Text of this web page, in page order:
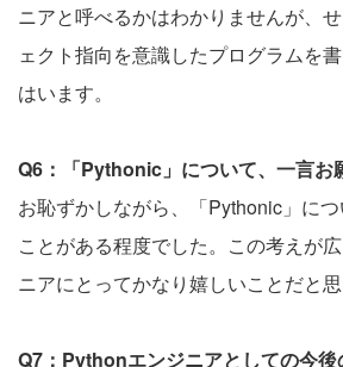
ニアと呼べるかはわかりませんが、
ェクト指向を意識したプログラムを
はいます。
Q6：「Pythonic」について、一言お
お恥ずかしながら、「Pythonic」に
ことがある程度でした。この考えが
ニアにとってかなり嬉しいことだと思
Q7：Pythonエンジニアとしての今後